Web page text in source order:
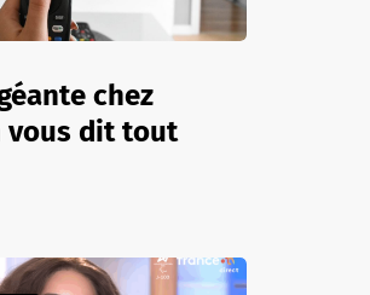
chez
vous dit tout